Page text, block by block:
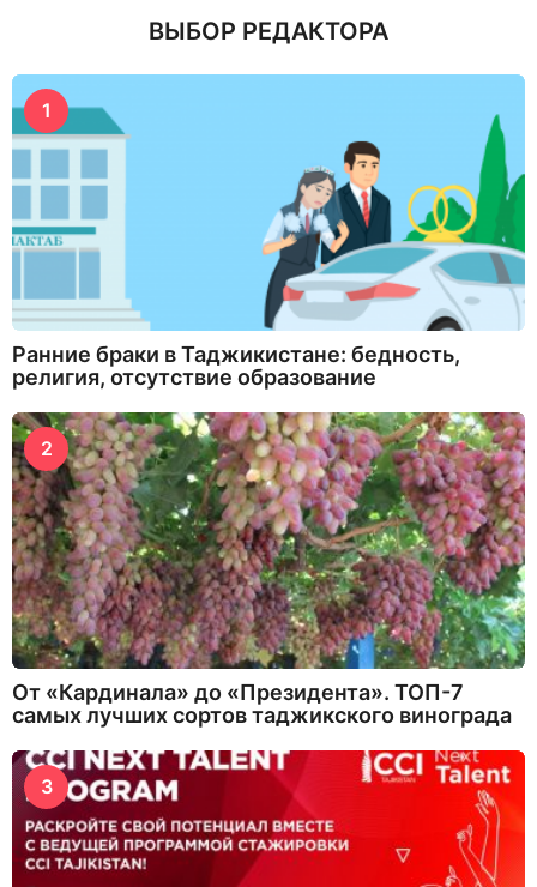
ВЫБОР РЕДАКТОРА
1
Ранние браки в Таджикистане: бедность,
религия, отсутствие образование
2
От «Кардинала» до «Президента». ТОП-7
самых лучших сортов таджикского винограда
3